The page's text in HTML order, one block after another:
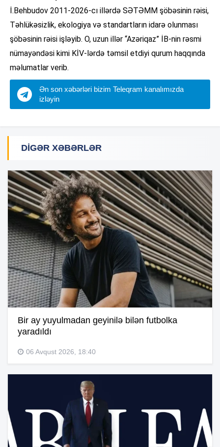
İ.Behbudov 2011-2026-cı illərdə SƏTƏMM şöbəsinin rəisi,
Təhlükəsizlik, ekologiya və standartların idarə olunması
şöbəsinin rəisi işləyib. O, uzun illər “Azəriqaz” İB-nin rəsmi
nümayəndəsi kimi KİV-lərdə təmsil etdiyi qurum haqqında
məlumatlar verib.
Ən son xəbərləri bizim Teleqram kanalımızda
izləyin
DIGƏR XƏBƏRLƏR
Bir ay yuyulmadan geyinilə bilən futbolka
yaradıldı
06 Avqust 2026, 18:40